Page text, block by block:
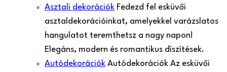
Asztali dekorációk Fedezd fel esküvői
asztaldekorációinkat, amelyekkel varázslatos
hangulatot teremthetsz a nagy napon!
Elegáns, modern és romantikus díszítések.
Autódekorációk Autódekorációk Az esküvői